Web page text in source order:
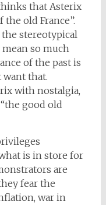
that Asterix
the old France”.
stereotypical
mean so much
of the past is
that.
with nostalgia,
good old
is in store for
are
fear the
war in